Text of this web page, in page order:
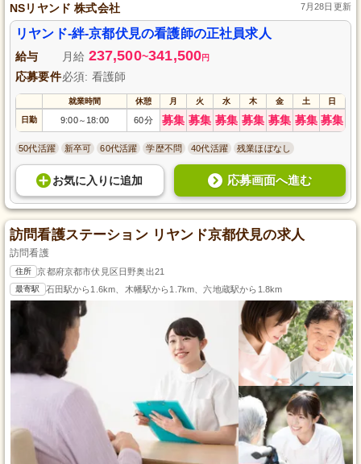
NSリヤンド 株式会社 7月28日更新
リヤンド-絆-京都伏見の看護師の正社員求人
給与 月給 237,500~341,500円
応募要件必須: 看護師
就業時間 休憩 月 火 水 木 金 土 日
日勤 9:00～ 18:00 60分 募集 募集 募集 募集 募集 募集 募集
50代活躍 新卒可 60代活躍 学歴不問 40代活躍 残業ほぼなし
お気に入り に追加 応募画面へ進む
訪問看護ステーション リヤンド京都伏見の求人
訪問看護
住所 京都府京都市伏見区日野奥出21
最寄駅 石田駅から1.6km、木幡駅から1.7km、六地蔵駅から1.8km